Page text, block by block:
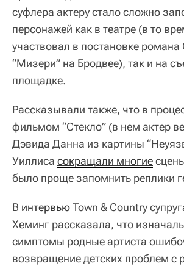
суфлера актеру стало сложно
персонажей как в театре (в то
участвовал в постановке романа
“Мизери” на Бродвее), так и на
площадке.
Рассказывали также, что в
фильмом “Стекло” (в нем актер
Дэвида Данна из картины
Уиллиса сокращали многие
было проще запомнить реплики
В интервьюTown & Country
Хеминг рассказала, что
симптомы родные артиста
возвращение детских проблем с